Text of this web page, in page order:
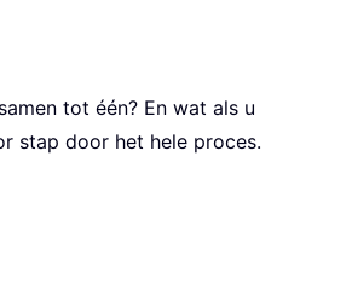
tot één? En wat als u
stap door het hele proces.